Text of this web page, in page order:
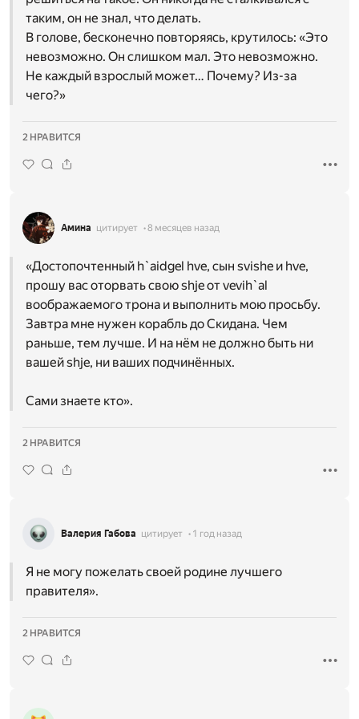
таким, он не знал, что делать.
В голове, бесконечно повторяясь, крутилось: «Это
невозможно. Он слишком мал. Это невозможно.
Не каждый взрослый может… Почему? Из-за
чего?»
2 НРАВИТСЯ
Амина цитирует 8 месяцев назад
«Достопочтенный h`aidgel hve, сын svishe и hve,
прошу вас оторвать свою shje от vevih`al
воображаемого трона и выполнить мою просьбу.
Завтра мне нужен корабль до Скидана. Чем
раньше, тем лучше. И на нём не должно быть ни
вашей shje, ни ваших подчинённых.
Сами знаете кто».
2 НРАВИТСЯ
Валерия Габова цитирует 1 год назад
Я не могу пожелать своей родине лучшего
правителя».
2 НРАВИТСЯ